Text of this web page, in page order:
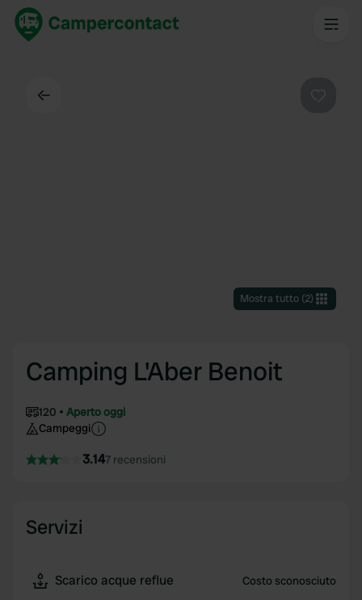
Mostra tutto(2)
Camping L'Aber Benoit
120
Aperto oggi
Campeggi
3.147 recensioni
Servizi
Scarico acque reflue Costo sconosciuto